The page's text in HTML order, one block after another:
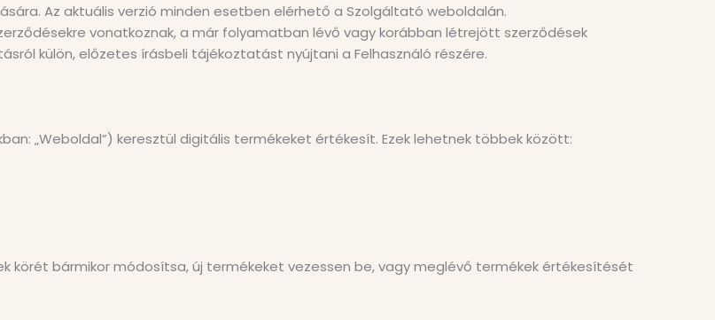
Az aktuális verzió minden esetben elérhető a Szolgáltató weboldalán.
vonatkoznak, a már folyamatban lévő vagy korábban létrejött szerződések
külön, előzetes írásbeli tájékoztatást nyújtani a Felhasználó részére.
„Weboldal”) keresztül digitális termékeket értékesít. Ezek lehetnek többek között:
körét bármikor módosítsa, új termékeket vezessen be, vagy meglévő termékek értékesítését